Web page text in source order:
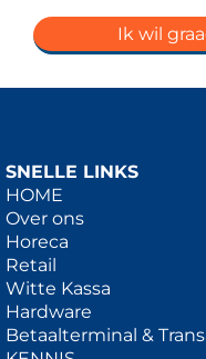
Ik wil
SNELLE LINKS
HOME
Over ons
Horeca
Retail
Witte Kassa
Hardware
Betaalterminal &